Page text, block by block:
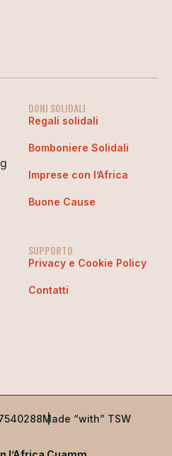
DONI SOLIDALI
Regali solidali
Bomboniere Solidali
Imprese con l’Africa
Buone Cause
SUPPORTO
Privacy e Cookie Policy
Contatti
Made “with” TSW